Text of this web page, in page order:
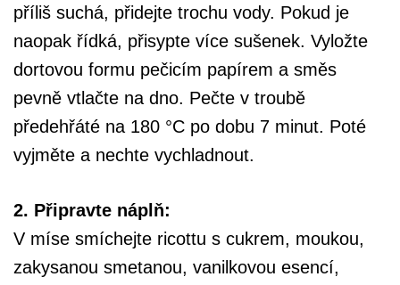
příliš suchá, přidejte trochu vody. Pokud je
naopak řídká, přisypte více sušenek. Vyložte
dortovou formu pečicím papírem a směs
pevně vtlačte na dno. Pečte v troubě
předehřáté na 180 °C po dobu 7 minut. Poté
vyjměte a nechte vychladnout.
2. Připravte náplň:
V míse smíchejte ricottu s cukrem, moukou,
zakysanou smetanou, vanilkovou esencí,